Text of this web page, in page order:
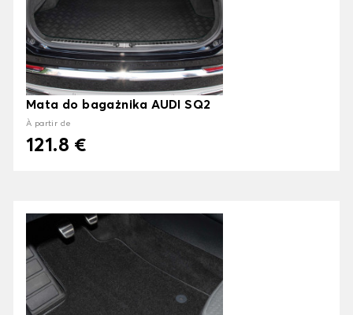
Mata do bagażnika AUDI SQ2
À partir de
121.8 €